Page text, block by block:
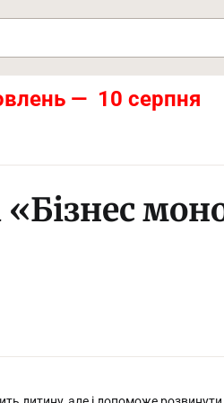
— 10 серпня
«Бізнес